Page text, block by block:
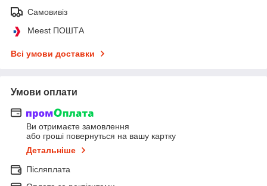
Самовивіз
Meest ПОШТА
Всі умови доставки
Умови оплати
Ви отримаєте замовлення
або гроші повернуться на вашу картку
Детальніше
Післяплата